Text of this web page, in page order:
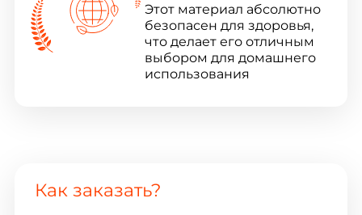
Этот материал абсолютно
безопасен для здоровья,
что делает его отличным
выбором для домашнего
использования
Как заказать?